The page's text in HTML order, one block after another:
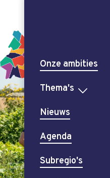
Onze ambities
Thema's
Nieuws
Agenda
Subregio's